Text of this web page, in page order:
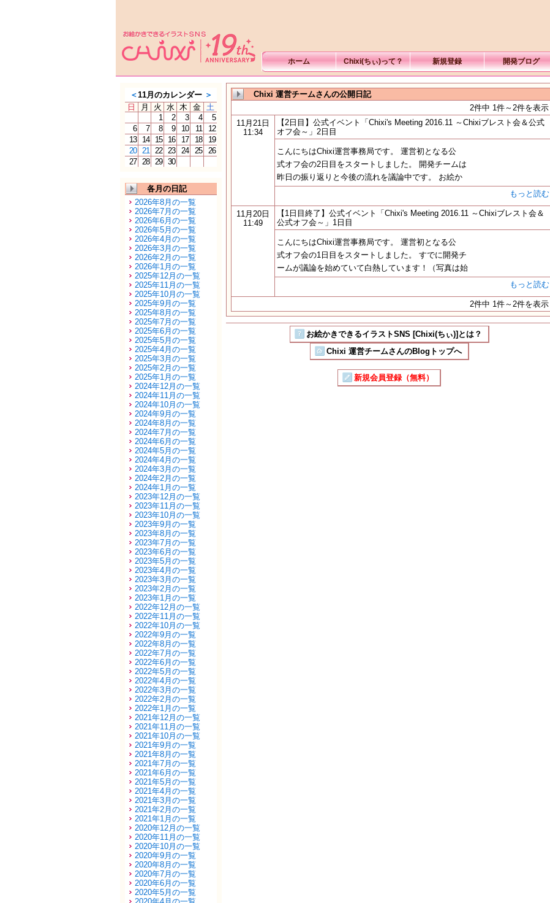
ホーム Chixi(ちぃ)って？ 新規登録 開発ブログ
＜11月のカレンダー ＞
日
月 火 水 木 金 土
1
2 3 4
5
6
7 8 9 10 11
12
13
14 15 16 17 18
19
20 21 22 23 24 25
26
27 28 29 30
各月の日記
2026年8月の一覧
2026年7月の一覧
2026年6月の一覧
2026年5月の一覧
2026年4月の一覧
2026年3月の一覧
2026年2月の一覧
2026年1月の一覧
2025年12月の一覧
2025年11月の一覧
2025年10月の一覧
2025年9月の一覧
2025年8月の一覧
2025年7月の一覧
2025年6月の一覧
2025年5月の一覧
2025年4月の一覧
2025年3月の一覧
2025年2月の一覧
2025年1月の一覧
2024年12月の一覧
2024年11月の一覧
2024年10月の一覧
2024年9月の一覧
2024年8月の一覧
2024年7月の一覧
2024年6月の一覧
2024年5月の一覧
2024年4月の一覧
2024年3月の一覧
2024年2月の一覧
2024年1月の一覧
2023年12月の一覧
2023年11月の一覧
2023年10月の一覧
2023年9月の一覧
2023年8月の一覧
2023年7月の一覧
2023年6月の一覧
2023年5月の一覧
2023年4月の一覧
2023年3月の一覧
2023年2月の一覧
2023年1月の一覧
2022年12月の一覧
2022年11月の一覧
2022年10月の一覧
2022年9月の一覧
2022年8月の一覧
2022年7月の一覧
2022年6月の一覧
2022年5月の一覧
2022年4月の一覧
2022年3月の一覧
2022年2月の一覧
2022年1月の一覧
2021年12月の一覧
2021年11月の一覧
2021年10月の一覧
2021年9月の一覧
2021年8月の一覧
2021年7月の一覧
2021年6月の一覧
2021年5月の一覧
2021年4月の一覧
2021年3月の一覧
2021年2月の一覧
2021年1月の一覧
2020年12月の一覧
2020年11月の一覧
2020年10月の一覧
2020年9月の一覧
2020年8月の一覧
2020年7月の一覧
2020年6月の一覧
2020年5月の一覧
Chixi 運営チームさんの公開日記
2件中 1件～2件を表示
11月21日
11:34
【2日目】公式イベント「Chixi's Meeting 2016.11 ～Chixiブレスト会＆公式
オフ会～」2日目
こんにちはChixi運営事務局です。 運営初となる公
式オフ会の2日目をスタートしました。 開発チームは
昨日の振り返りと今後の流れを議論中です。 お絵か
もっと読む
11月20日
11:49
【1日目終了】公式イベント「Chixi's Meeting 2016.11 ～Chixiブレスト会＆
公式オフ会～」1日目
こんにちはChixi運営事務局です。 運営初となる公
式オフ会の1日目をスタートしました。 すでに開発チ
ームが議論を始めていて白熱しています！（写真は始
もっと読む
2件中 1件～2件を表示
お絵かきできるイラストSNS [Chixi(ちぃ)]とは？
Chixi 運営チームさんのBlogトップへ
新規会員登録（無料）